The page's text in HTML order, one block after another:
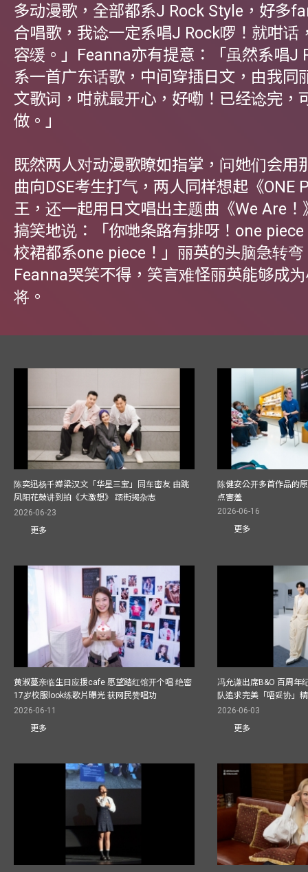
多动漫歌，全部都系J Rock Style，好多
合唱歌，我谂一定系唱J Rock啰！就咁话
容缓。」Feanna亦有提意：「虽然系唱J
系一首广东话歌，中间穿插日文，由我同
文歌词，咁就最开心，好嘞！已经谂完，
做。」
既然两人对动漫歌瞭如指掌，问她们会用
曲向DSE考生打气，两人同样想起《ONE
王，还一起用日文唱出主题曲《We Are
搞笑地说：「你哋条路有排呀！one
校裙都系one piece！」丽英的头脑急转
Feanna哭笑不得，笑言难怪丽英能够成
将。
陈奕迅杨千嬅梁汉文「华星三宝」同车密友 由跳
凤阳花鼓讲到拍《大激想》 踎街揭杂志
2026-06-23
更多
陈健安公开多首作品的
点害羞
2026-06-16
更多
黄淑蔓亲临生日应援cafe 愿望踏红馆开个唱 绝密
17岁校服look练歌片曝光 获网民赞唱功
2026-06-11
更多
冯允谦出席B&O 百周年
队追求完美「唔妥协」
2026-06-03
更多